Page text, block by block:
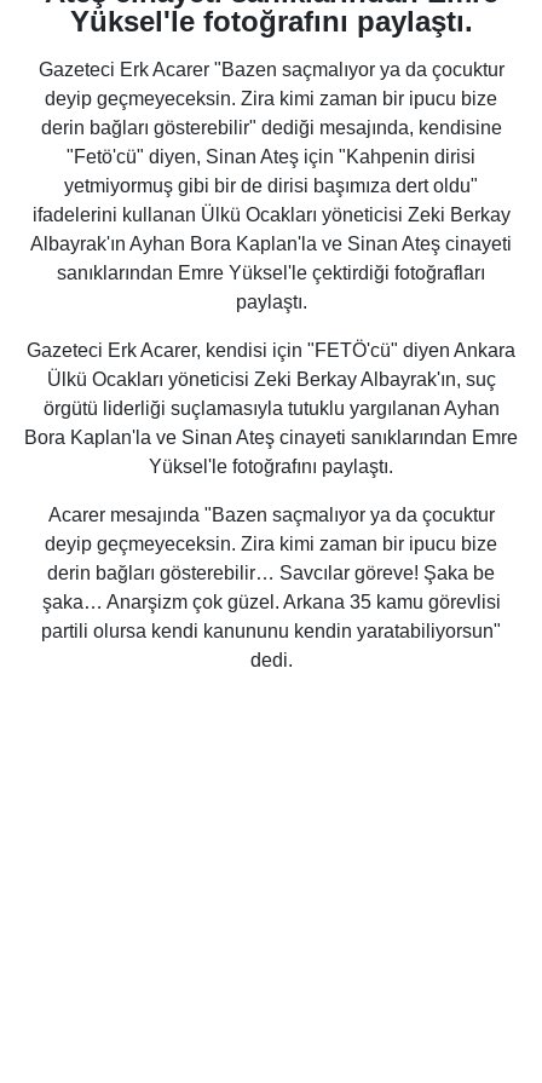
Yüksel'le fotoğrafını paylaştı.
Gazeteci Erk Acarer "Bazen saçmalıyor ya da çocuktur
deyip geçmeyeceksin. Zira kimi zaman bir ipucu bize
derin bağları gösterebilir" dediği mesajında, kendisine
"Fetö'cü" diyen, Sinan Ateş için "Kahpenin dirisi
yetmiyormuş gibi bir de dirisi başımıza dert oldu"
ifadelerini kullanan Ülkü Ocakları yöneticisi Zeki Berkay
Albayrak'ın Ayhan Bora Kaplan'la ve Sinan Ateş cinayeti
sanıklarından Emre Yüksel'le çektirdiği fotoğrafları
paylaştı.
Gazeteci Erk Acarer, kendisi için "FETÖ'cü" diyen Ankara
Ülkü Ocakları yöneticisi Zeki Berkay Albayrak'ın, suç
örgütü liderliği suçlamasıyla tutuklu yargılanan Ayhan
Bora Kaplan'la ve Sinan Ateş cinayeti sanıklarından Emre
Yüksel'le fotoğrafını paylaştı.
Acarer mesajında "Bazen saçmalıyor ya da çocuktur
deyip geçmeyeceksin. Zira kimi zaman bir ipucu bize
derin bağları gösterebilir… Savcılar göreve! Şaka be
şaka… Anarşizm çok güzel. Arkana 35 kamu görevlisi
partili olursa kendi kanununu kendin yaratabiliyorsun"
dedi.